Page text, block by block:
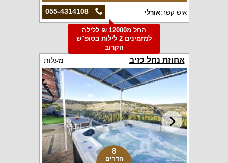
055-4314108 איש קשר:אורלי
החל מ12000 ₪ ללילה
למזמינים 2 לילות בסופ"ש
הקרוב
אחוזת נחל כזיב מעלות
8
חדרים